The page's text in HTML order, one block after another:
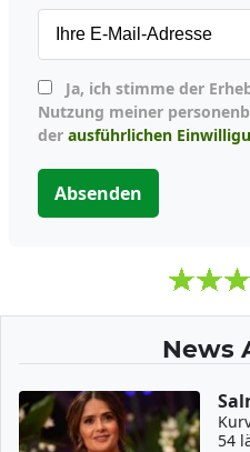
Nutzung meiner
der ausführlichen
Absenden
News
54